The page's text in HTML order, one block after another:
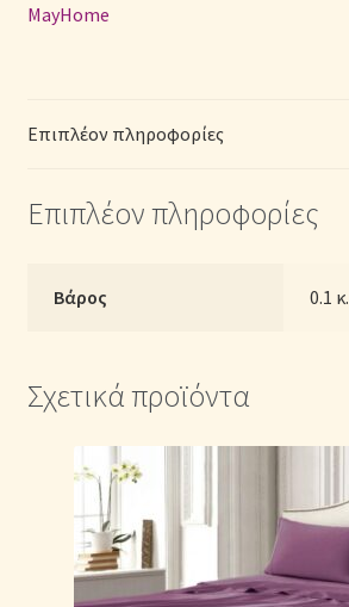
x
2020238136
Τιρκουάζ
MayHome
Επιπλέον πληροφορίες
Επιπλέον πληροφορίες
Βάρος 0.1 κ.
Σχετικά προϊόντα